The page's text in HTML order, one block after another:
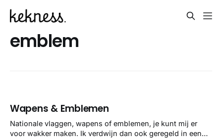
emblem
Wapens & Emblemen
Nationale vlaggen, wapens of emblemen, je kunt mij er
voor wakker maken. Ik verdwijn dan ook geregeld in een